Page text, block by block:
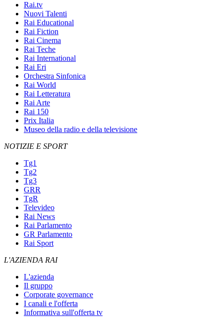
Rai.tv
Nuovi Talenti
Rai Educational
Rai Fiction
Rai Cinema
Rai Teche
Rai International
Rai Eri
Orchestra Sinfonica
Rai World
Rai Letteratura
Rai Arte
Rai 150
Prix Italia
Museo della radio e della televisione
NOTIZIE E SPORT
Tg1
Tg2
Tg3
GRR
TgR
Televideo
Rai News
Rai Parlamento
GR Parlamento
Rai Sport
L'AZIENDA RAI
L'azienda
Il gruppo
Corporate governance
I canali e l'offerta
Informativa sull'offerta tv